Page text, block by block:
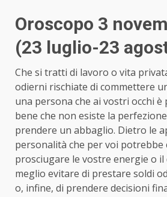
Oroscopo 3
(23 luglio-23
Che si tratti di lavoro o vita
odierni rischiate di commettere
una persona che ai vostri occhi è
bene che non esiste la
prendere un abbaglio. Dietro le
personalità che per voi potrebbe
prosciugare le vostre energie o il
meglio evitare di prestare soldi
o, infine, di prendere decisioni